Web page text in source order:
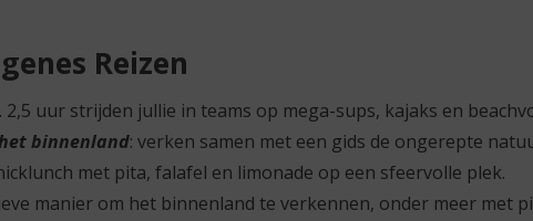
Reizen
2,5 uur strijden jullie in teams op mega-sups, kajaks en
binnenland: verken samen met een gids de ongerepte
met pita, falafel en limonade op een sfeervolle plek.
manier om het binnenland te verkennen, onder meer met